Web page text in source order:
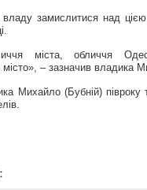
владу замислитися над
міста, обличчя
місто», – зазначив владика
Михайло (Бубній)